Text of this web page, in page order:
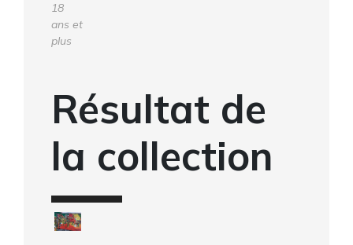
18
ans et
plus
Résultat de
la collection